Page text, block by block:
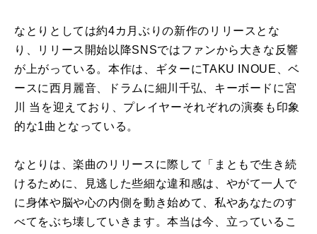
なとりとしては約4カ月ぶりの新作のリリースとな
り、リリース開始以降SNSではファンから大きな反響
が上がっている。本作は、ギターにTAKU INOUE、ベ
ースに西月麗音、ドラムに細川千弘、キーボードに宮
川 当を迎えており、プレイヤーそれぞれの演奏も印象
的な1曲となっている。
なとりは、楽曲のリリースに際して「まともで生き続
けるために、見逃した些細な違和感は、やがて一人で
に身体や脳や心の内側を動き始めて、私やあなたのす
べてをぶち壊していきます。本当は今、立っているこ